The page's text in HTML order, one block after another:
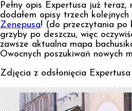
Pełny opis Expertusa już teraz,
dodałem opisy trzech kolejnych
Zenepusa! (do przeczytania po
grzyby po deszczu, więc
zawsze aktualna mapa
Owocnych poszukiwań nowych
Zdjęcia z odsłonięcia